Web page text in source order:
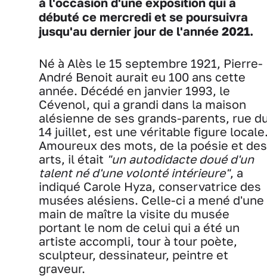
débuté ce mercredi et se poursuivra
jusqu'au dernier jour de l'année 2021.
Né à Alès le 15 septembre 1921, Pierre-
André Benoit aurait eu 100 ans cette
année. Décédé en janvier 1993, le
Cévenol, qui a grandi dans la maison
alésienne de ses grands-parents, rue
14 juillet, est une véritable figure
Amoureux des mots, de la poésie et des
arts, il était "un autodidacte doué d'un
talent né d'une volonté intérieure", a
indiqué Carole Hyza, conservatrice des
musées alésiens. Celle-ci a mené d'une
main de maître la visite du musée
portant le nom de celui qui a été un
artiste accompli, tour à tour poète,
sculpteur, dessinateur, peintre et
graveur.